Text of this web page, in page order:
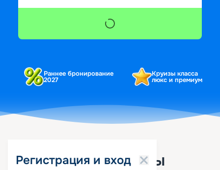
Раннее бронирование
2027
Круизы класса
люкс и премиум
Регистрация и вход
Популярные круизы